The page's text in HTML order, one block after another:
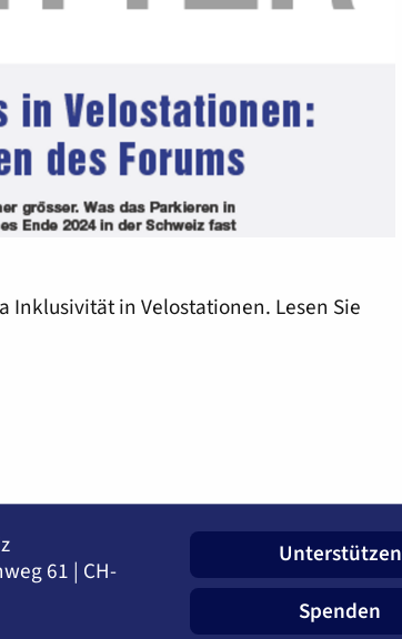
in Velostationen. Lesen Sie
61 | CH-
Unterstützen
Spenden